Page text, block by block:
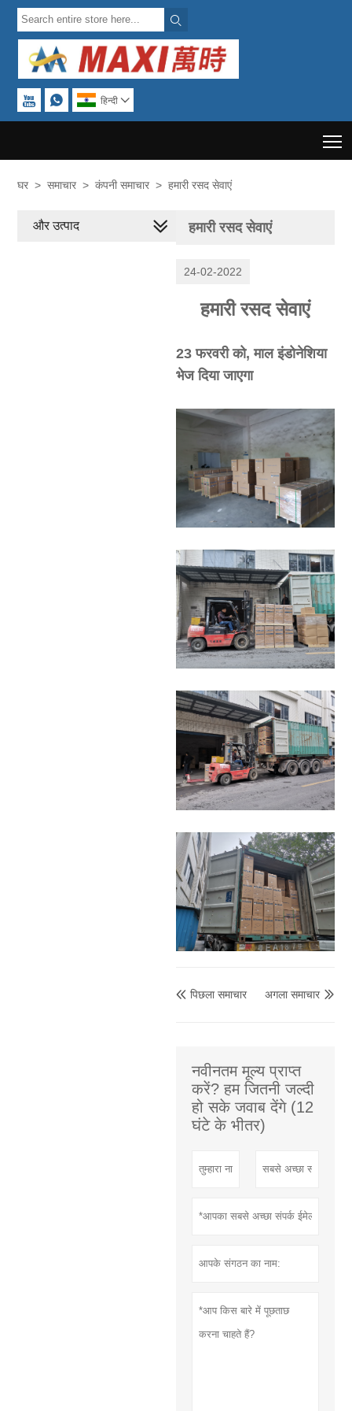

  हिन्दी 
घर > समाचार > कंपनी समाचार > हमारी रसद सेवाएं
हमारी रसद सेवाएं
24-02-2022
हमारी रसद सेवाएं
23 फरवरी को, माल इंडोनेशिया
भेज दिया जाएगा
 पिछला समाचार 
अगला समाचार
नवीनतम मूल्य प्राप्त
करें? हम जितनी जल्दी
हो सके जवाब देंगे (12
घंटे के भीतर)
और उत्पाद